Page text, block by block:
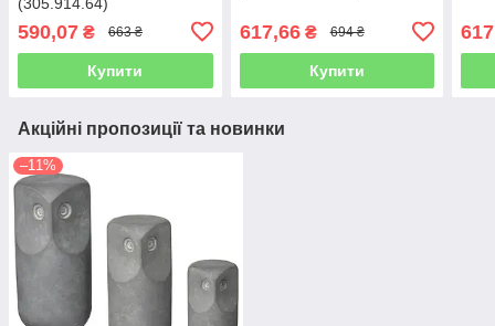
590,07 ₴ 663 ₴
Купити
617,66₴ 694 ₴
Купити
Акційні пропозиції та новинки
–11%